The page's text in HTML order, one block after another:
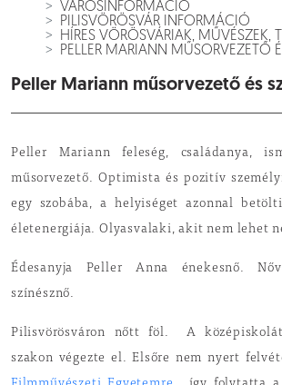
VÁROSINFORMÁCIÓ
PILISVÖRÖSVÁR INFORMÁCIÓ
HÍRES VÖRÖSVÁRIAK, MŰVÉSZEK,
PELLER MARIANN MŰSORVEZETŐ
Peller Mariann műsorvezető és
Peller Mariann feleség, családanya,
műsorvezető. Optimista és pozitív
egy szobába, a helyiséget azonnal
életenergiája. Olyasvalaki, akit nem lehet
Édesanyja Peller Anna énekesnő.
színésznő.
Pilisvörösváron nőtt föl. A
szakon végezte el. Elsőre nem nyert